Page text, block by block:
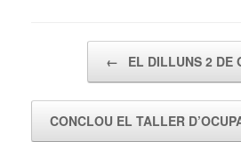
← EL DILLUNS 2 DE
CONCLOU EL TALLER